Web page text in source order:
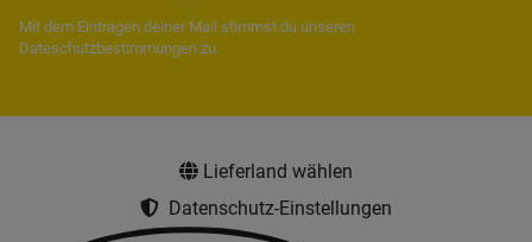
Mit dem Eintragen deiner Mail stimmst du unseren
Dateschutzbestimmungen zu.
Lieferland wählen
Datenschutz-Einstellungen